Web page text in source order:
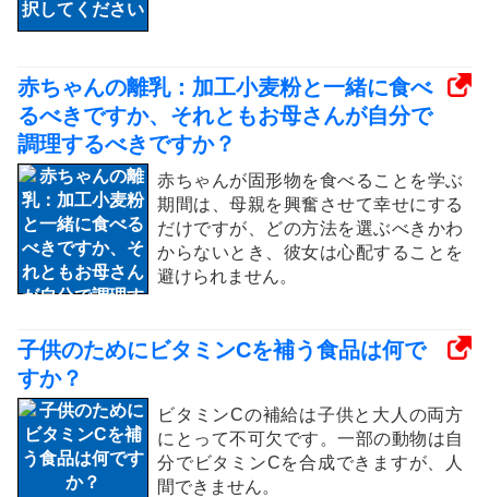
赤ちゃんの離乳：加工小麦粉と一緒に食べ
るべきですか、それともお母さんが自分で
調理するべきですか？
赤ちゃんが固形物を食べることを学ぶ
期間は、母親を興奮させて幸せにする
だけですが、どの方法を選ぶべきかわ
からないとき、彼女は心配することを
避けられません。
子供のためにビタミンCを補う食品は何で
すか？
ビタミンCの補給は子供と大人の両方
にとって不可欠です。一部の動物は自
分でビタミンCを合成できますが、人
間できません。